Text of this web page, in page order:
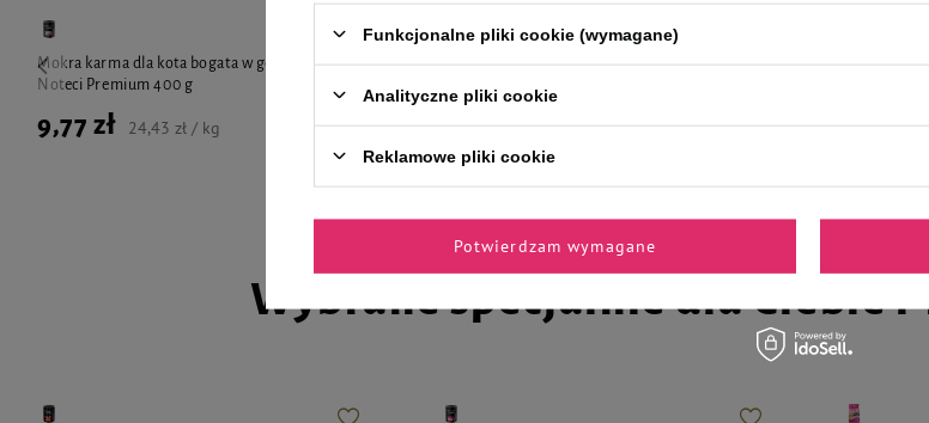
Mokra karma dla kota bogata w gęś Dolina
Noteci Premium 400 g
9,77 zł 24,43 zł / kg
Wybrane specjalnie dla Ciebie i
Funkcjonalne pliki cookie (wymagane)
Analityczne pliki cookie
Reklamowe pliki cookie
Potwierdzam wymagane